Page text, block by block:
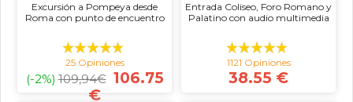
Excursión a Pompeya desde
Roma con punto de encuentro
25 Opiniones
(-2%) 109,94€ 106.75
€
Entrada Coliseo, Foro Romano y
Palatino con audio multimedia
1121 Opiniones
38.55 €